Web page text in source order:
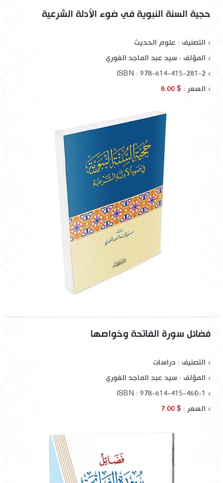
حجية السنة النبوية في ضوء الأدلة الشرعية
التصنيف : علوم الحديث
المؤلف : سيد عبد الماجد الغوري
ISBN : 978-614-415-281-2
السعر : $ 8.00
فضائل سورة الفاتحة وخواصها
التصنيف : دراسات
المؤلف : سيد عبد الماجد الغوري
ISBN : 978-614-415-460-1
السعر : $ 7.00